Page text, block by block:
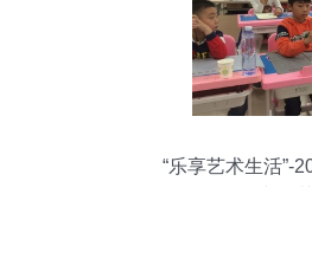
“乐享艺术生活”-